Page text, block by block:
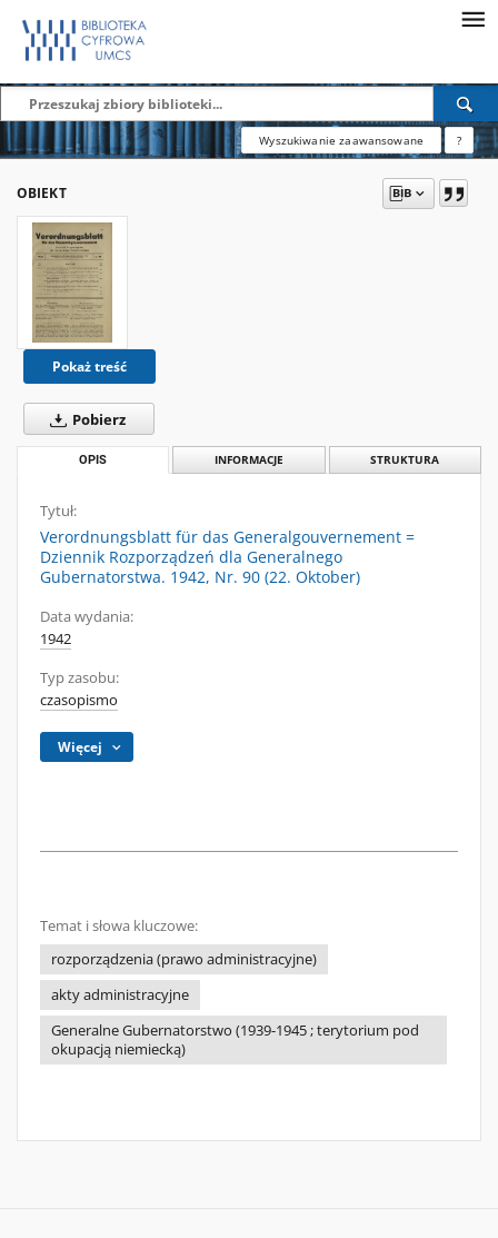
Wyszukiwanie zaawansowane ?
OBIEKT
Pokaż treść
Pobierz
OPIS INFORMACJE STRUKTURA
Tytuł:
Verordnungsblatt für das Generalgouvernement =
Dziennik Rozporządzeń dla Generalnego
Gubernatorstwa. 1942, Nr. 90 (22. Oktober)
Data wydania:
1942
Typ zasobu:
czasopismo
Więcej
Temat i słowa kluczowe:
rozporządzenia (prawo administracyjne)
akty administracyjne
Generalne Gubernatorstwo (1939-1945 ; terytorium pod
okupacją niemiecką)